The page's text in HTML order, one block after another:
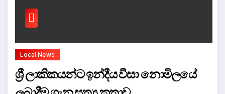
Local News
ශ්‍රී ලාකිකයන්ට ඉන්දීය වීසා නොමිලයේ